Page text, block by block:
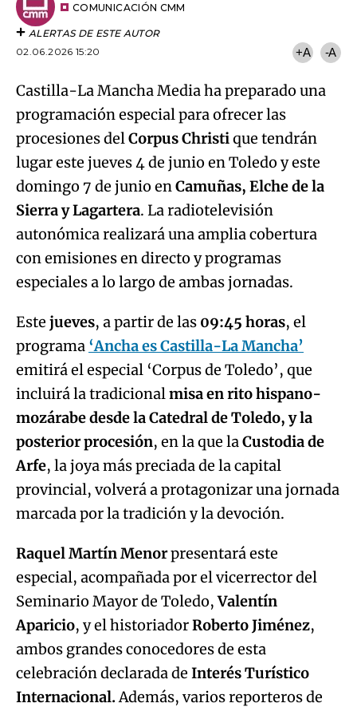
COMUNICACIÓN CMM
ALERTAS DE ESTE AUTOR
02.06.2026 15:20
+A -A
Castilla-La Mancha Media ha preparado una
programación especial para ofrecer las
procesiones delCorpus Christique tendrán
lugar este jueves 4 de junio en Toledo y este
domingo 7 de junio enCamuñas, Elche de la
Sierra y Lagartera. La radiotelevisión
autonómica realizará una amplia cobertura
con emisiones en directo y programas
especiales a lo largo de ambas jornadas.
Este jueves, a partir de las 09:45 horas, el
programa ‘Ancha es Castilla-La Mancha’
emitirá el especial ‘Corpus de Toledo’, que
incluirá la tradicionalmisa en rito hispano-
mozárabe desde la Catedral de Toledo, y la
posterior procesión, en la que laCustodia de
Arfe, la joya más preciada de la capital
provincial, volverá a protagonizar una jornada
marcada por la tradición y la devoción.
Raquel Martín Menorpresentará este
especial, acompañada por el vicerrector del
Seminario Mayor de Toledo,Valentín
Aparicio, y el historiadorRoberto Jiménez,
ambos grandes conocedores de esta
celebración declarada de Interés Turístico
Internacional.Además, varios reporteros de